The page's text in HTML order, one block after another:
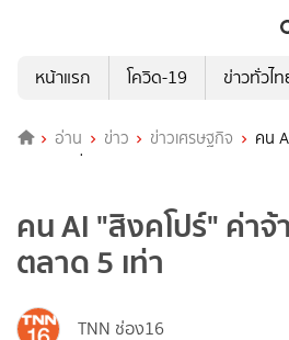
หน้าแรก
โควิด-19 ข่าวทั่วไท
อ่าน ข่าว ข่าวเศรษฐกิจ
คน
ตลาด 5 เท่า
คน AI "สิงคโปร์" ค่า
ตลาด 5 เท่า
TNN ช่อง16